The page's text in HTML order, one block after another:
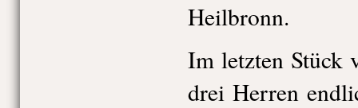
Heilbronn.
Im letzten Stück
drei Herren